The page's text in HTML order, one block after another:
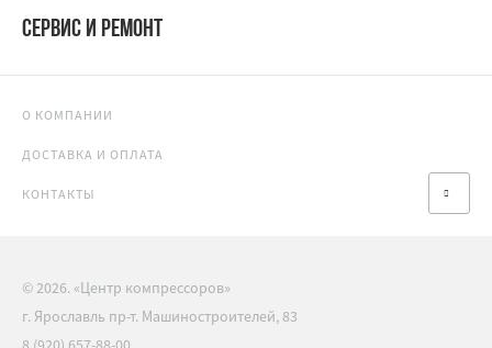
СЕРВИС И РЕМОНТ
О КОМПАНИИ
ДОСТАВКА И ОПЛАТА
КОНТАКТЫ
© 2026. «Центр компрессоров»
г. Ярославль пр-т. Машиностроителей, 83